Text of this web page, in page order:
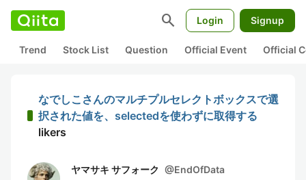
search Login Signup
Trend Stock List Question Official Event Official
なでしこさんのマルチプルセレクトボックスで選
択された値を、selectedを使わずに取得する
likers
ヤマサキ サフォーク @EndOfData